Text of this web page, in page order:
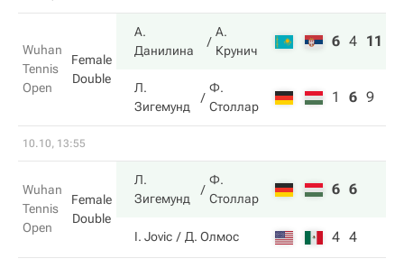
Wuhan
Tennis
Open
Female
Double
А.
Данилина
А.
Крунич
6 4 11
Л.
Зигемунд
Ф.
Столлар
1 6 9
10.10, 13:55
Wuhan
Tennis
Open
Female
Double
Л.
Зигемунд
Ф.
Столлар
6 6
I. Jovic Д. Олмос 4 4